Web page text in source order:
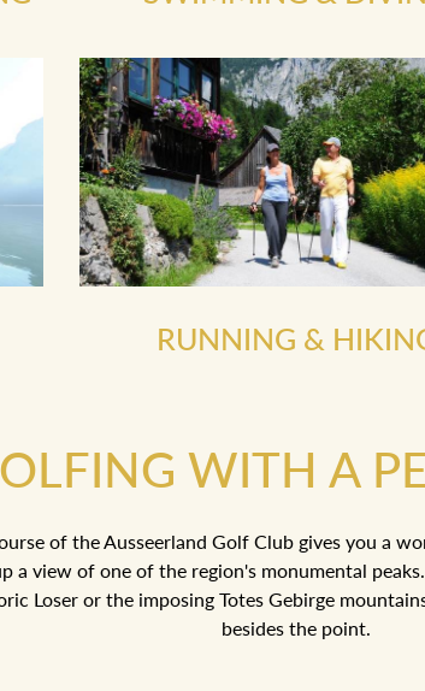
RUNNING &
WITH A
of the Ausseerland Golf Club gives you a
a view of one of the region's monumental
Loser or the imposing Totes Gebirge
besides the point.